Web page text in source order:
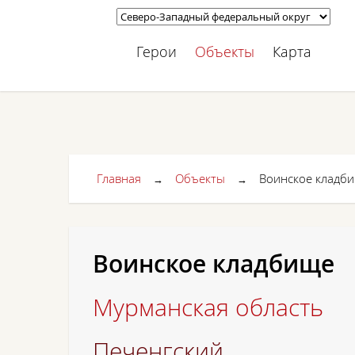
Герои Объекты Карта
Главная → Объекты → Воинское
Воинское кладбище
Мурманская область